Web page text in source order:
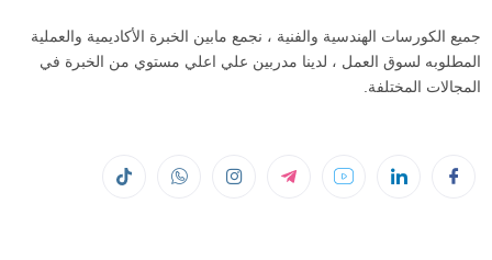
جميع الكورسات الهندسية والفنية ، نجمع مابين الخبرة الأكاديمية والعملية
المطلوبه لسوق العمل ، لدينا مدربين علي اعلي مستوي من الخبرة في
المجالات المختلفة.